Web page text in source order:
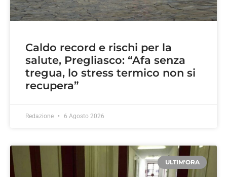
Caldo record e rischi per la
salute, Pregliasco: “Afa senza
tregua, lo stress termico non si
recupera”
Redazione 6 Agosto 2026
ULTIM'ORA